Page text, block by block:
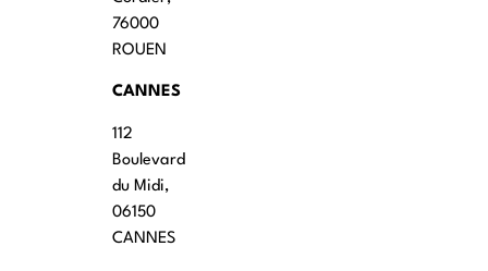
76000
ROUEN
CANNES
112
Boulevard
du Midi,
06150
CANNES